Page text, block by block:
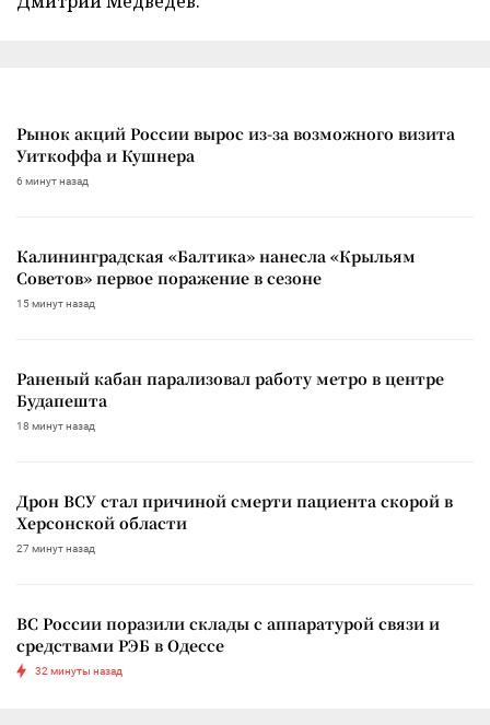
Рынок акций России вырос из-за возможного визита
Уиткоффа и Кушнера
6 минут назад
Калининградская «Балтика» нанесла «Крыльям
Советов» первое поражение в сезоне
15 минут назад
Раненый кабан парализовал работу метро в центре
Будапешта
18 минут назад
Дрон ВСУ стал причиной смерти пациента скорой в
Херсонской области
27 минут назад
ВС России поразили склады с аппаратурой связи и
средствами РЭБ в Одессе
32 минуты назад